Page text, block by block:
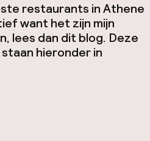
restaurants in Athene
want het zijn mijn
lees dan dit blog. Deze
hieronder in